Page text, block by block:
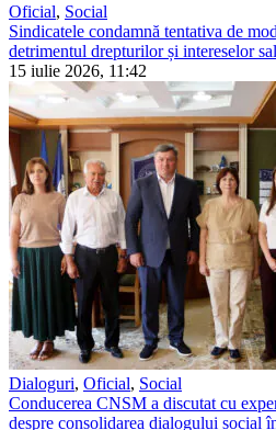
Oficial, Social
Sindicatele condamnă tentativa de
detrimentul drepturilor și intereselor
15 iulie 2026, 11:42
Dialoguri, Oficial, Social
Conducerea CNSM a discutat cu
despre consolidarea dialogului social